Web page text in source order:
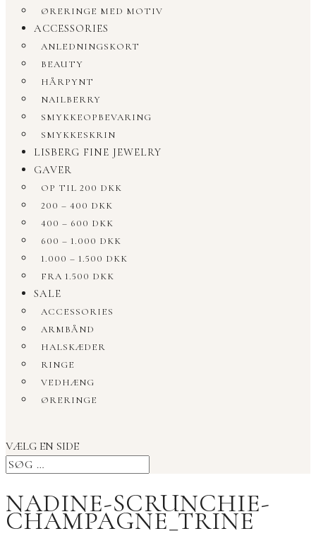
ØRERINGE MED MOTIV
ACCESSORIES
ANLEDNINGSKORT
BEAUTY
HÅRPYNT
NAILBERRY
SMYKKEOPBEVARING
SMYKKESKRIN
LISBERG FINE JEWELRY
GAVER
OP TIL 200 DKK
200 – 400 DKK
400 – 600 DKK
600 – 1.000 DKK
1.000 – 1.500 DKK
FRA 1.500 DKK
SALE
ACCESSORIES
ARMBÅND
HALSKÆDER
RINGE
VEDHÆNG
ØRERINGE
VÆLG EN SIDE
NADINE-SCRUNCHIE-
CHAMPAGNE_TRINE